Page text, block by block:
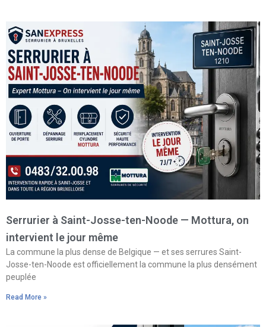
Serrurier à Saint-Josse-ten-Noode — Mottura, on
intervient le jour même
La commune la plus dense de Belgique — et ses serrures Saint-
Josse-ten-Noode est officiellement la commune la plus densément
peuplée
Read More »